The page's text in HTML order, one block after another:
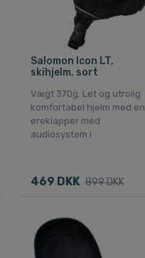
Salomon Icon LT,
skihjelm, sort
Vægt 370g. Let og utrolig
komfortabel hjelm med en
øreklapper med
audiosystem i
469 DKK 899 DKK